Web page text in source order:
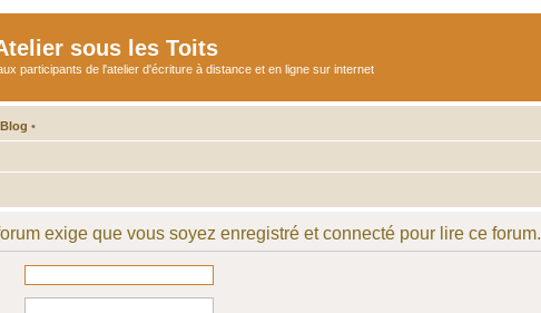
sous les Toits
participants de l'atelier d'écriture à distance et en ligne sur internet
•
exige que vous soyez enregistré et connecté pour lire ce forum.